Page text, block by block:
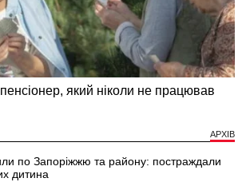
АРХІВ
по Запоріжжю та району: постраждали
дитина